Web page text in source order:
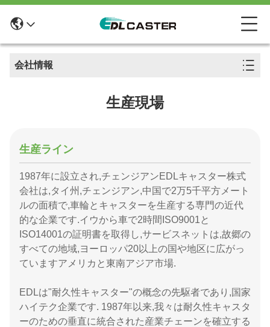
会社情報
生産現場
生産ライン
1987年に設立され,チェンジアンEDLキャスター株式
会社は,タイ州,チェンジアン,中国で2万5千平方メート
ルの面積で,車輪とキャスターを生産する専門の近代
的な企業です.イウから車で2時間ISO9001と
ISO14001の証明書を取得し,サービスネットは,故郷の
すべての地域,ヨーロッパ20以上の国や地区に広がっ
ていますアメリカと東南アジア市場.
EDLは"耐久性キャスター"の概念の先駆者であり,国家
ハイテク企業です. 1987年以来,我々は耐久性キャスタ
ーのための垂直に統合された産業チェーンを確立する